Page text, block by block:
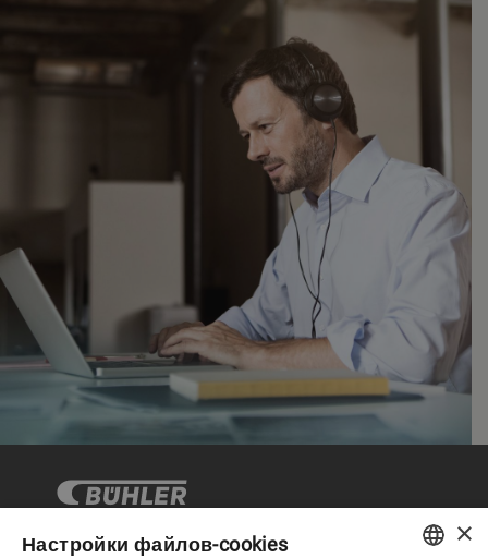
×
Настройки файлов-cookies